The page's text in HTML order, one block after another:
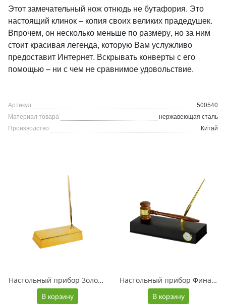
Этот замечательный нож отнюдь не бутафория. Это
настоящий клинок – копия своих великих прадедушек.
Впрочем, он несколько меньше по размеру, но за ним
стоит красивая легенда, которую Вам услужливо
предоставит Интернет. Вскрывать конверты с его
помощью – ни с чем не сравнимое удовольствие.
Артикул
500540
Материал товара
нержавеющая сталь
Производство
Китай
Настольный прибор Золотой слиток, золотистый (Р)
В корзину
Настольный прибор Финансовый директор, коричневый/золотистый (Р)
В корзину